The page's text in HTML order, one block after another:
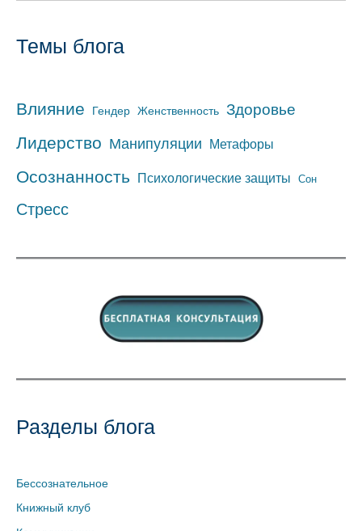
Темы блога
Влияние Гендер Женственность Здоровье
Лидерство Манипуляции Метафоры
Осознанность Психологические защиты Сон
Стресс
Разделы блога
Бессознательное
Книжный клуб